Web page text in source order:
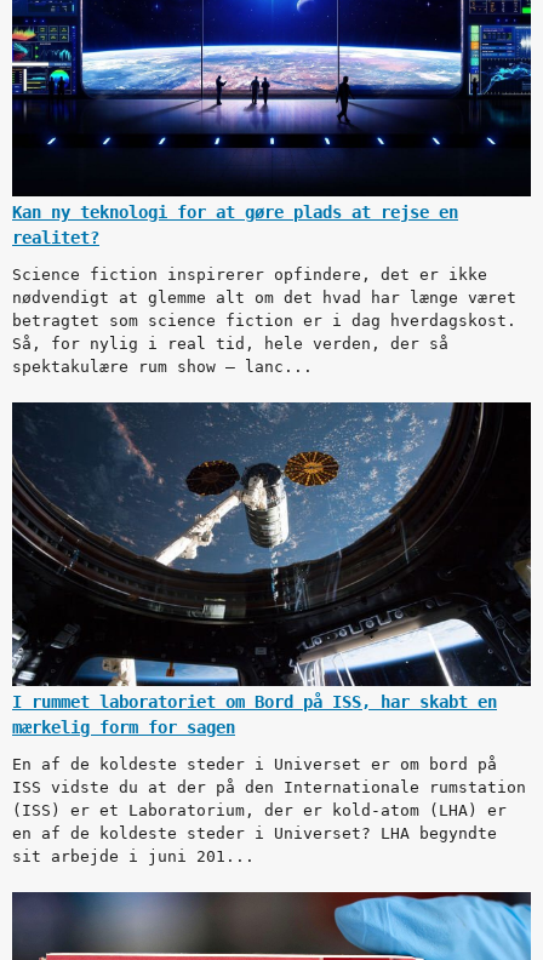
Kan ny teknologi for at gøre plads at rejse en
realitet?
Science fiction inspirerer opfindere, det er ikke
nødvendigt at glemme alt om det hvad har længe været
betragtet som science fiction er i dag hverdagskost.
Så, for nylig i real tid, hele verden, der så
spektakulære rum show – lanc...
I rummet laboratoriet om Bord på ISS, har skabt en
mærkelig form for sagen
En af de koldeste steder i Universet er om bord på
ISS vidste du at der på den Internationale rumstation
(ISS) er et Laboratorium, der er kold-atom (LHA) er
en af de koldeste steder i Universet? LHA begyndte
sit arbejde i juni 201...